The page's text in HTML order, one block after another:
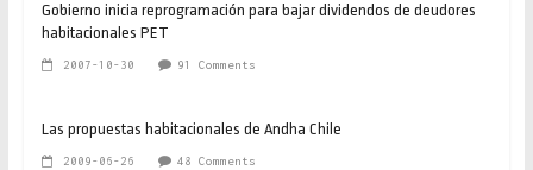
Gobierno inicia reprogramación para bajar dividendos de deudores
habitacionales PET
2007-10-30 91 Comments
Las propuestas habitacionales de Andha Chile
2009-06-26 48 Comments